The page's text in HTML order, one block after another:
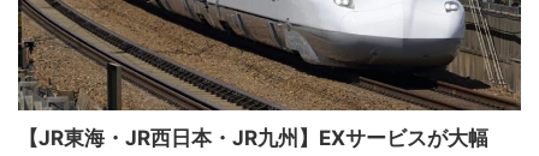
【JR東海・JR西日本・JR九州】EXサービスが大幅